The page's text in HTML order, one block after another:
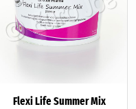
Flexi Life Summer Mix